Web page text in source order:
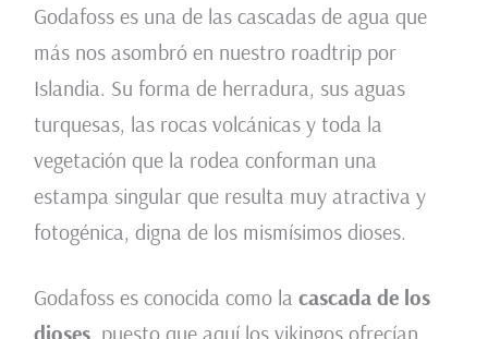
Godafoss es una de las cascadas de agua que
más nos asombró en nuestro roadtrip por
Islandia. Su forma de herradura, sus aguas
turquesas, las rocas volcánicas y toda la
vegetación que la rodea conforman una
estampa singular que resulta muy atractiva y
fotogénica, digna de los mismísimos dioses.
Godafoss es conocida como la cascada de los
dioses, puesto que aquí los vikingos ofrecían